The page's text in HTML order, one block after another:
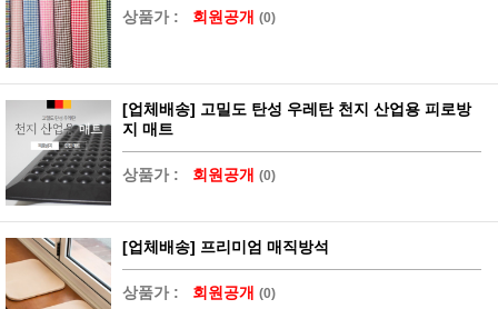
상품가 : 회원공개 (0)
[업체배송] 고밀도 탄성 우레탄 천지 산업용 피로방
지 매트
상품가 : 회원공개 (0)
[업체배송] 프리미엄 매직방석
상품가 : 회원공개 (0)